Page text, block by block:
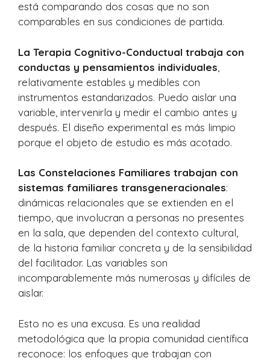
está comparando dos cosas que no son
comparables en sus condiciones de partida.
La Terapia Cognitivo-Conductual trabaja con
conductas y pensamientos individuales
relativamente estables y medibles con
instrumentos estandarizados. Puedo aislar una
variable, intervenirla y medir el cambio antes y
después. El diseño experimental es más limpio
porque el objeto de estudio es más acotado.
Las Constelaciones Familiares trabajan con
sistemas familiares transgeneracionales:
dinámicas relacionales que se extienden en el
tiempo, que involucran a personas no presentes
en la sala, que dependen del contexto cultural,
de la historia familiar concreta y de la sensibilidad
del facilitador. Las variables son
incomparablemente más numerosas y difíciles de
aislar.
Esto no es una excusa. Es una realidad
metodológica que la propia comunidad científica
reconoce: los enfoques que trabajan con